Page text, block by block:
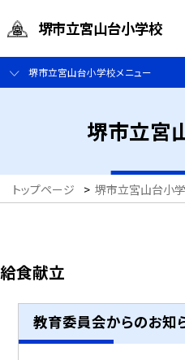
堺市立宮山台小学校
堺市立宮山台小学校メニュー
堺市立宮
トップページ > 堺市立宮山台小
給食献立
教育委員会からのお知